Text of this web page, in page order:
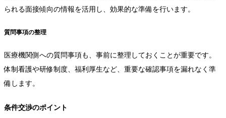
られる面接傾向の情報を活用し、効果的な準備を行います。
質問事項の整理
医療機関側への質問事項も、事前に整理しておくことが重要です。
体制看護や研修制度、福利厚生など、重要な確認事項を漏れなく準
備します。
条件交渉のポイント